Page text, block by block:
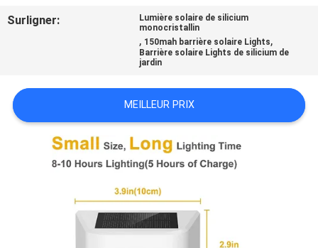
CONTACTER
CAS
DEMANDER
Surligner:
Lumière solaire de silicium
monocristallin
, 150mah barrière solaire Lights,
Barrière solaire Lights de silicium de
jardin
MEILLEUR PRIX